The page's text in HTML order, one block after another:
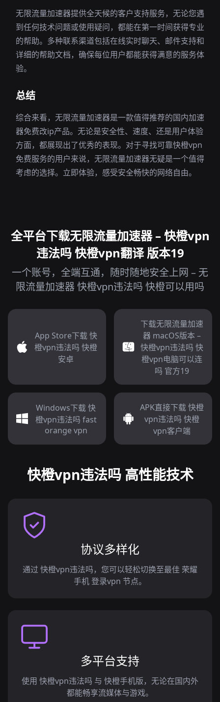
无限流量加速器提供全天候的客户支持服务，无论您遇
到任何技术问题或使用疑问，都能在第一时间获得专业
的帮助。多种联系渠道包括在线实时聊天、邮件支持和
详细的帮助文档，确保每位用户都能获得满意的服务体
验。
总结
综合来看，无限流量加速器是一款值得推荐的国内加速
器免费改ip产品。无论是安全性、速度、还是用户体验
方面，都展现出了优秀的表现。对于寻找可靠快橙vpn
免费服务的用户来说，无限流量加速器无疑是一个值得
考虑的选择。立即体验，感受安全畅快的网络自由。
全平台下载无限流量加速器 – 快橙vpn
违法吗 快橙vpn翻译 版本19
一个账号，全端互通，随时随地安全上网 – 无
限流量加速器 快橙vpn违法吗 快橙可以用吗
App Store下载 快
橙vpn违法吗 快橙
安卓
下载无限流量加速
器 macOS版本 –
快橙vpn违法吗 快
橙vpn电脑可以连
吗 官方19
Windows下载 快
橙vpn违法吗 fast
orange vpn
APK直接下载 快橙
vpn违法吗 快橙
vpn客户端
快橙vpn违法吗 高性能技术
协议多样化
通过 快橙vpn违法吗，您可以轻松切换至最佳 荣耀
手机 登录vpn 节点。
多平台支持
使用 快橙vpn违法吗 与 快橙手机版，无论在国内外
都能畅享流媒体与游戏。